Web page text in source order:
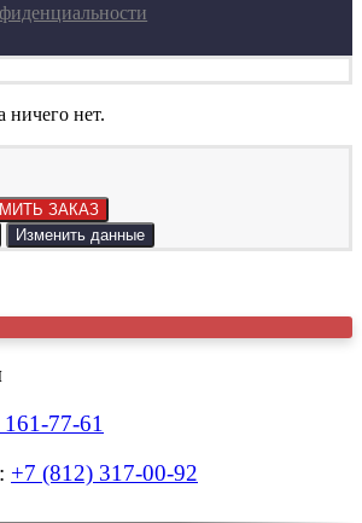
ничего нет.
ЗАКАЗ
Изменить данные
77-61
+7 (812) 317-00-92